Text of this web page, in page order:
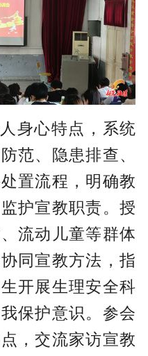
身心特点，系统
范、隐患排查、
置流程，明确教
护宣教职责。授
流动儿童等群体
同宣教方法，指
开展生理安全科
保护意识。参会
，交流家访宣教